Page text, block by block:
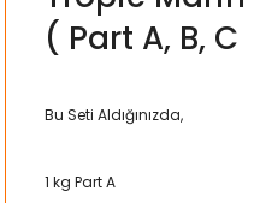
( Part A, B,
Bu Seti Aldığınızda,
1 kg Part A